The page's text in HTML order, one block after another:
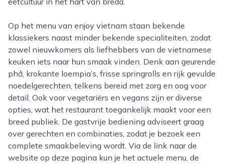
Op het menu van enjoy vietnam staan bekende
klassiekers naast minder bekende specialiteiten, zodat
zowel nieuwkomers als liefhebbers van de vietnamese
keuken iets naar hun smaak vinden. Denk aan geurende
phở, krokante loempia’s, frisse springrolls en rijk gevulde
noedelgerechten, telkens bereid met zorg en oog voor
detail. Ook voor vegetariërs en vegans zijn er diverse
opties, wat het restaurant toegankelijk maakt voor een
breed publiek. De gastvrije bediening adviseert graag
over gerechten en combinaties, zodat je bezoek een
complete smaakbeleving wordt. Via de link naar de
website op deze pagina kun je het actuele menu, de